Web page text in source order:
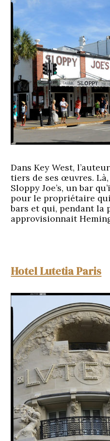
Dans Key West,
tiers de ses œuvres.
Sloppy Joe’s, un bar
pour le propriétaire
bars et qui, pendant la
approvisionnait
Hotel Lutetia Paris